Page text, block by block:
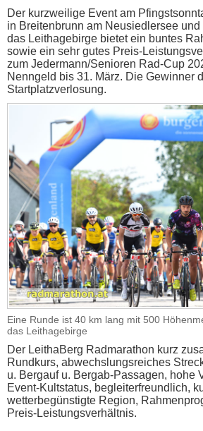
Der kurzweilige Event am
in Breitenbrunn am Neusiedlersee
das Leithagebirge bietet ein buntes
sowie ein sehr gutes Preis-
zum Jedermann/Senioren Rad-Cup
Nenngeld bis 31. März. Die Gewinner
Startplatzverlosung.
Eine Runde ist 40 km lang mit 500
das Leithagebirge
Der LeithaBerg Radmarathon kurz
Rundkurs, abwechslungsreiches
u. Bergauf u. Bergab-Passagen, hohe
Event-Kultstatus, begleiterfreundlich,
wetterbegünstigte Region,
Preis-Leistungsverhältnis.